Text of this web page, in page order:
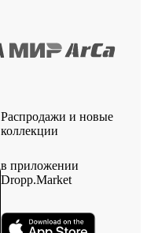
Распродажи и новые
коллекции
в приложении
Dropp.Market